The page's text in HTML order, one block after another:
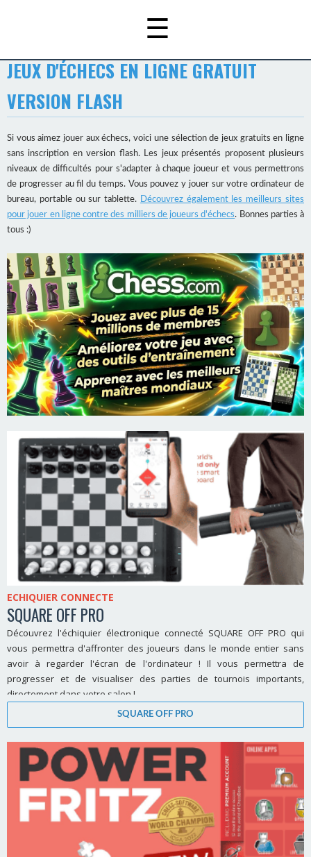
☰
JEUX D'ÉCHECS EN LIGNE GRATUIT
VERSION FLASH
Si vous aimez jouer aux échecs, voici une sélection de jeux gratuits en ligne
sans inscription en version flash. Les jeux présentés proposent plusieurs
niveaux de difficultés pour s'adapter à chaque joueur et vous permettrons
de progresser au fil du temps. Vous pouvez y jouer sur votre ordinateur de
bureau, portable ou sur tablette. Découvrez également les meilleurs sites
pour jouer en ligne contre des milliers de joueurs d'échecs. Bonnes parties à
tous :)
ECHIQUIER CONNECTE
SQUARE OFF PRO
Découvrez l'échiquier électronique connecté SQUARE OFF PRO qui
vous permettra d'affronter des joueurs dans le monde entier sans
avoir à regarder l'écran de l'ordinateur ! Il vous permettra de
progresser et de visualiser des parties de tournois importants,
directement dans votre salon !
SQUARE OFF PRO